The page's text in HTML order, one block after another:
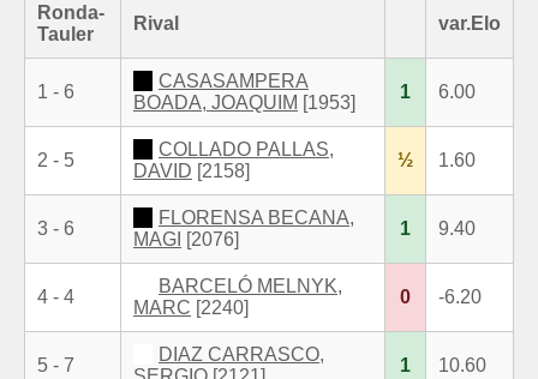
Ronda-
Tauler
Rival var.Elo
1 - 6
CASASAMPERA
BOADA, JOAQUIM [1953]
1 6.00
2 - 5
COLLADO PALLAS,
DAVID [2158]
½ 1.60
3 - 6
FLORENSA BECANA,
MAGI [2076]
1 9.40
4 - 4
BARCELÓ MELNYK,
MARC [2240]
0 -6.20
5 - 7
DIAZ CARRASCO,
1 10.60